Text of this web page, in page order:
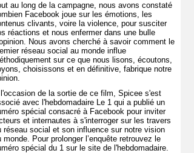
au long de la campagne, nous avons constaté
Facebook joue sur les émotions, les
clivants, voire la violence, pour susciter
réactions et nous enfermer dans une bulle
Nous avons cherché à savoir comment le
réseau social au monde influe
sur ce que nous lisons, écoutons,
choisissons et en définitive, fabrique notre
de la sortie de ce film, Spicee s'est
avec l'hebdomadaire Le 1 qui a publié un
spécial consacré à Facebook pour inviter
et internautes à s'interroger sur les travers
réseau social et son influence sur notre vision
monde. Pour prolonger l’enquête retrouvez le
spécial du 1 sur le site de l'hebdomadaire.